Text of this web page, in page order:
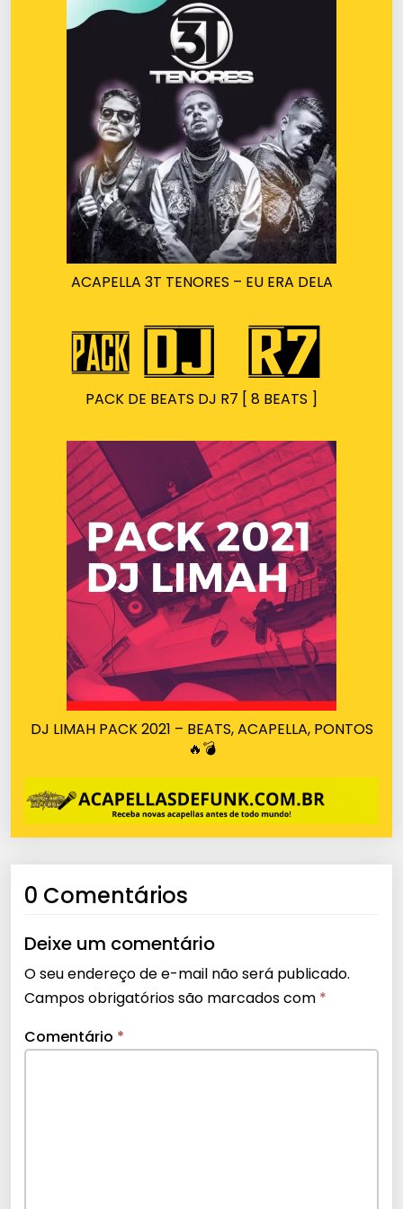
ACAPELLA 3T TENORES – EU ERA DELA
PACK DE BEATS DJ R7 [ 8 BEATS ]
DJ LIMAH PACK 2021 – BEATS, ACAPELLA, PONTOS
🔥💣
0 Comentários
Deixe um comentário
O seu endereço de e-mail não será publicado.
Campos obrigatórios são marcados com *
Comentário *